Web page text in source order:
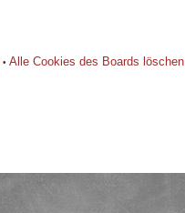
• Alle Cookies des Boards löschen